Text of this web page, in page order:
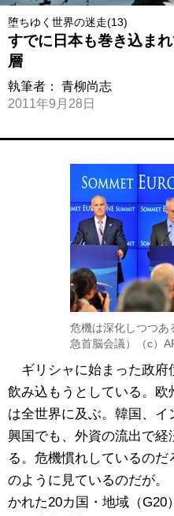
堕ちゆく世界の迷走(13)
すでに日本も巻き込ま
層
執筆者： 青柳尚志
2011年9月28日
危機は深化しつつあ
急首脳会議）（c）
ギリシャに始まった政府
飲み込もうとしている。
は全世界に及ぶ。韓国、
興国でも、外資の流出で
る。危機慣れしているの
のように見ているのだが
かれた20カ国・地域（